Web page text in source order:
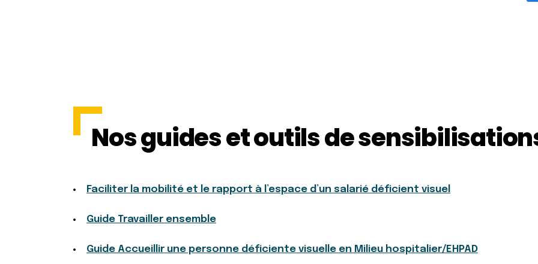
Nos guides et outils de
Faciliter la mobilité et le rapport à l’espace d’un salarié déficient visuel
Guide Travailler ensemble
Guide Accueillir une personne déficiente visuelle en Milieu hospitalier/EHPAD